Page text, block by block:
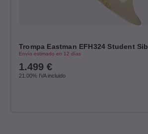
Trompa Eastman EFH324 Student Sib
Envío estimado en 12 días
1.499 €
21.00% IVA incluido